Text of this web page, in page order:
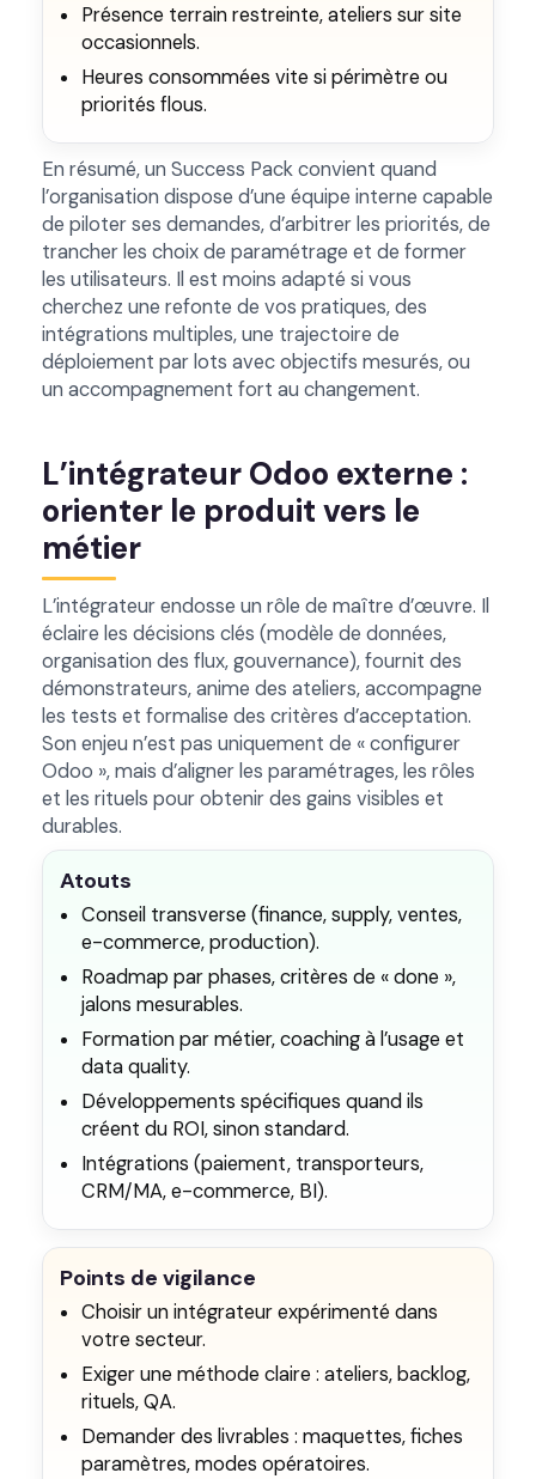
Présence terrain restreinte, ateliers sur site
occasionnels.
Heures consommées vite si périmètre ou
priorités flous.
En résumé, un Success Pack convient quand
l’organisation dispose d’une équipe interne capable
de piloter ses demandes, d’arbitrer les priorités, de
trancher les choix de paramétrage et de former
les utilisateurs. Il est moins adapté si vous
cherchez une refonte de vos pratiques, des
intégrations multiples, une trajectoire de
déploiement par lots avec objectifs mesurés, ou
un accompagnement fort au changement.
L’intégrateur Odoo externe :
orienter le produit vers le
métier
L’intégrateur endosse un rôle de maître d’œuvre. Il
éclaire les décisions clés (modèle de données,
organisation des flux, gouvernance), fournit des
démonstrateurs, anime des ateliers, accompagne
les tests et formalise des critères d’acceptation.
Son enjeu n’est pas uniquement de « configurer
Odoo », mais d’aligner les paramétrages, les rôles
et les rituels pour obtenir des gains visibles et
durables.
Atouts
Conseil transverse (finance, supply, ventes,
e-commerce, production).
Roadmap par phases, critères de « done »,
jalons mesurables.
Formation par métier, coaching à l’usage et
data quality.
Développements spécifiques quand ils
créent du ROI, sinon standard.
Intégrations (paiement, transporteurs,
CRM/MA, e-commerce, BI).
Points de vigilance
Choisir un intégrateur expérimenté dans
votre secteur.
Exiger une méthode claire : ateliers, backlog,
rituels, QA.
Demander des livrables : maquettes, fiches
paramètres, modes opératoires.